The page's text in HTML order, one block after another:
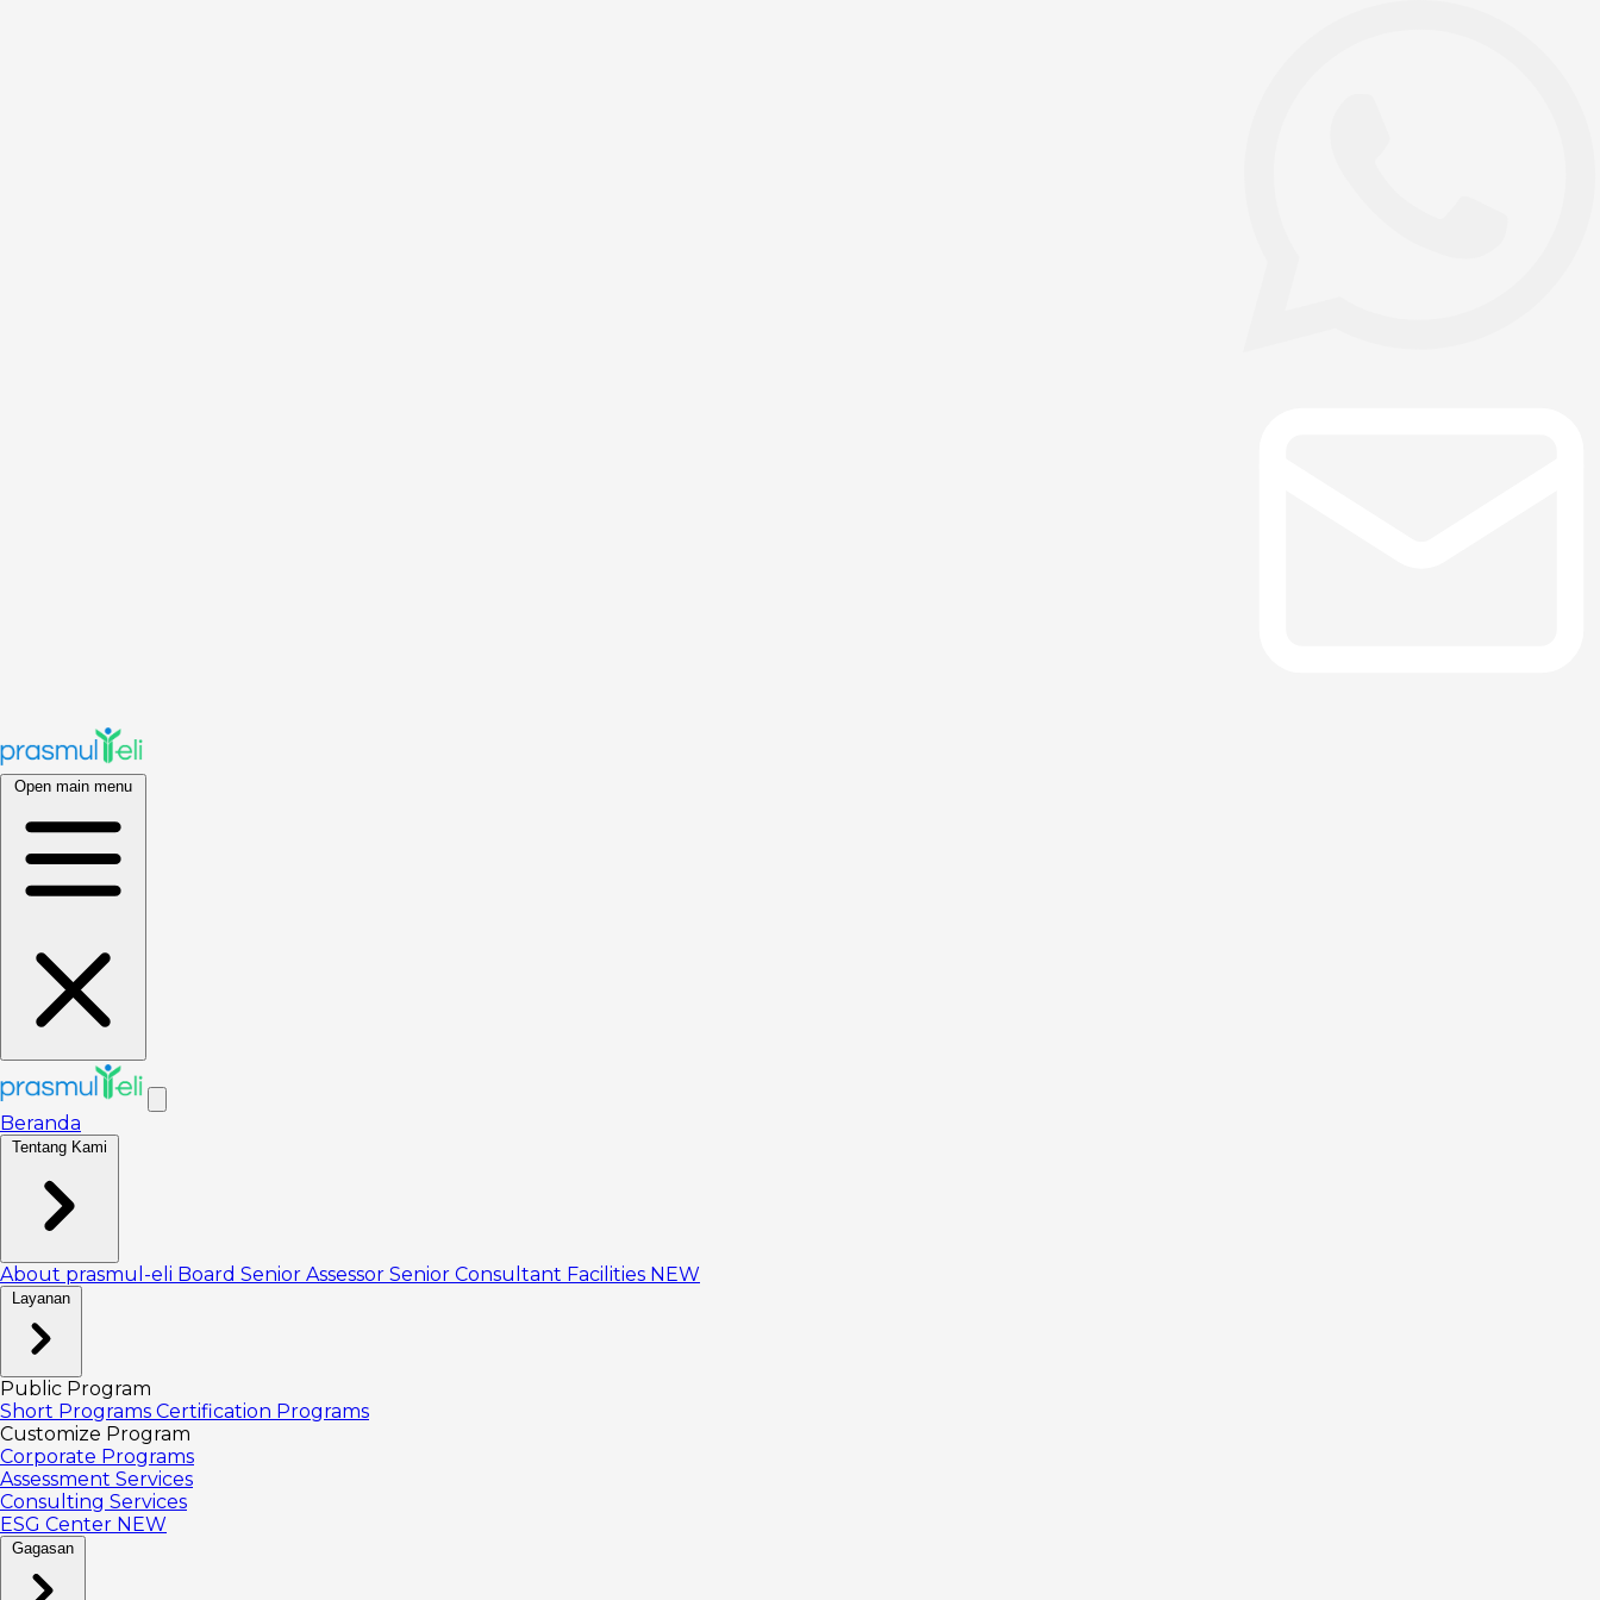
Open main menu
Beranda
Tentang Kami
About prasmul-eli Board Senior Assessor Senior Consultant Facilities NEW
Layanan
Public Program
Short Programs Certification Programs
Customize Program
Corporate Programs
Assessment Services
Consulting Services
ESG Center NEW
Gagasan